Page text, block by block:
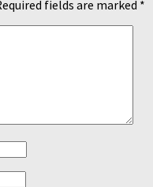
fields are marked *